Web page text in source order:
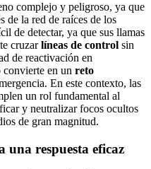
complejo y peligroso, ya que
de la red de raíces de los
de detectar, ya que sus llamas
cruzarlíneas de control sin
de reactivación en
convierte en un reto
En este contexto, las
un rol fundamental al
y neutralizar focos ocultos
de gran magnitud.
una respuesta eficaz